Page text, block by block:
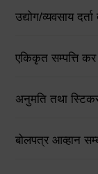
उद्योग/व्यवसाय
एकिकृत सम्पत्ति
अनुमति तथा
बोलपत्र आव्हान